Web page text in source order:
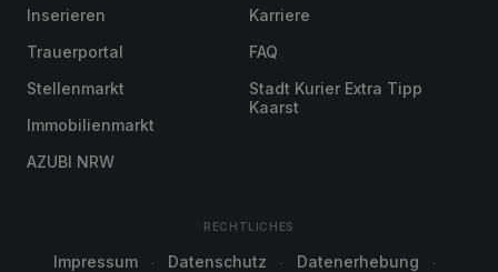
Inserieren
Trauerportal
Stellenmarkt
Immobilienmarkt
AZUBI NRW
Karriere
FAQ
Stadt Kurier Extra Tipp
Kaarst
RECHTLICHES
Impressum Datenschutz
Datenerhebung